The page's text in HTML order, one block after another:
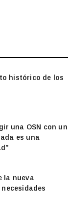
histórico de los
una OSN con un
es una
la nueva